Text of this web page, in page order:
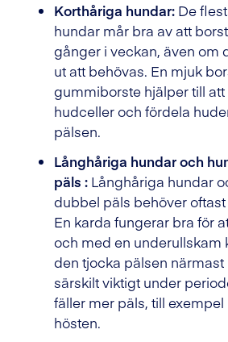
Korthåriga hundar: De
hundar mår bra av att
gånger i veckan, även om
ut att behövas. En mjuk
gummiborste hjälper till
hudceller och fördela
pälsen.
Långhåriga hundar och
päls : Långhåriga hundar
dubbel päls behöver
En karda fungerar bra för
och med en underullskam
den tjocka pälsen närmast
särskilt viktigt under
fäller mer päls, till
hösten.